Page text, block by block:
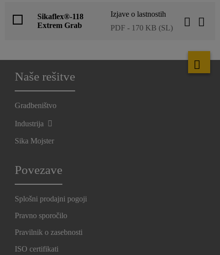
Sikaflex®-118
Extrem Grab
Izjave o lastnostih
PDF - 170 KB (SL)
Naše rešitve
Gradbeništvo
Industrija
Sika Mojster
Povezave
Splošni prodajni pogoji
Pravno sporočilo
Pravilnik o zasebnosti
ISO certifikati